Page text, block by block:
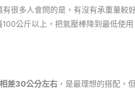
很多人會問的是，有沒有承重量較
公斤以上，把氣壓棒降到最低使
差30公分左右，是最理想的搭配，